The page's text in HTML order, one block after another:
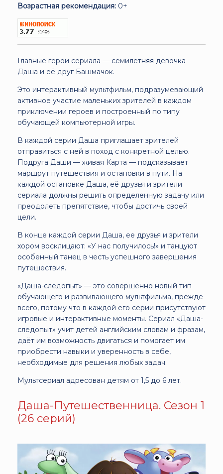
Возрастная рекомендация: 0+
Главные герои сериала — семилетняя девочка
Даша и её друг Башмачок.
Это интерактивный мультфильм, подразумевающий
активное участие маленьких зрителей в каждом
приключении героев и построенный по типу
обучающей компьютерной игры.
В каждой серии Даша приглашает зрителей
отправиться с ней в поход с конкретной целью.
Подруга Даши — живая Карта — подсказывает
маршрут путешествия и остановки в пути. На
каждой остановке Даша, её друзья и зрители
сериала должны решить определенную задачу или
преодолеть препятствие, чтобы достичь своей
цели.
В конце каждой серии Даша, ее друзья и зрители
хором восклицают: «У нас получилось!» и танцуют
особенный танец в честь успешного завершения
путешествия.
«Даша-следопыт» — это совершенно новый тип
обучающего и развивающего мультфильма, прежде
всего, потому что в каждой его серии присутствуют
игровые и интерактивные моменты. Сериал «Даша-
следопыт» учит детей английским словам и фразам,
даёт им возможность двигаться и помогает им
приобрести навыки и уверенность в себе,
необходимые для решения любых задач.
Мультсериал адресован детям от 1,5 до 6 лет.
Даша-Путешественница. Сезон 1
(26 серий)